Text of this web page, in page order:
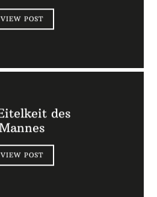
VIEW POST
des
VIEW POST